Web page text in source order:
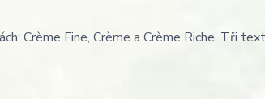
Crème Fine, Crème a Crème Riche. Tři